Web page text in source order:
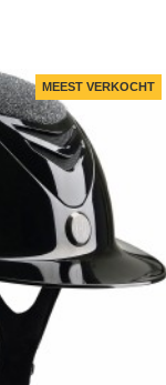
MEEST VERKOCHT